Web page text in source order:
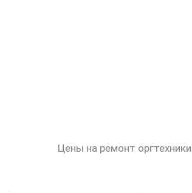
Цены на ремонт оргтехники